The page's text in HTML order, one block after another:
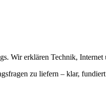
Wir erklären Technik,
zu liefern – klar,